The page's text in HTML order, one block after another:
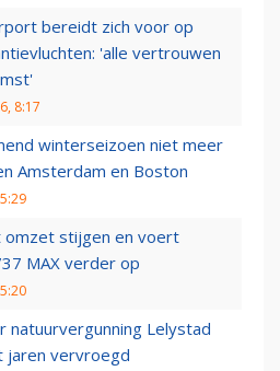
bereidt zich voor op
'alle vertrouwen
8:17
winterseizoen niet meer
Amsterdam en Boston
omzet stijgen en voert
MAX verder op
natuurvergunning Lelystad
jaren vervroegd